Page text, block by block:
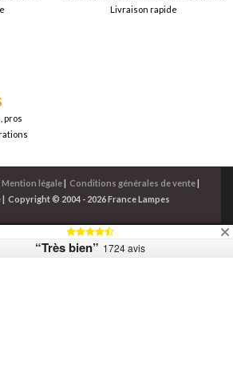
Livraison rapide
pros
Mention légale Conditions générales de vente
| Copyright © 2004 - 2026 France Lampes
“Très bien” 1724 avis